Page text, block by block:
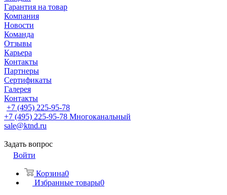
Гарантия на товар
Компания
Новости
Команда
Отзывы
Карьера
Контакты
Партнеры
Сертификаты
Галерея
Контакты
+7 (495) 225-95-78
+7 (495) 225-95-78 Многоканальный
sale@ktnd.ru
Задать вопрос
Войти
Корзина0
Избранные товары0